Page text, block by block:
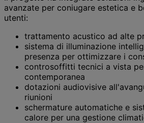
avanzate per coniugare estetica e
utenti:
trattamento acustico ad alte
sistema di illuminazione
presenza per ottimizzare i
controsoffitti tecnici a vista
contemporanea
dotazioni audiovisive
riunioni
schermature automatiche e
calore per una gestione